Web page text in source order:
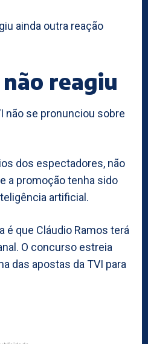
ainda outra reação
reagiu
não se pronunciou sobre
dos espectadores, não
a promoção tenha sido
artificial.
é que Cláudio Ramos terá
O concurso estreia
das apostas da TVI para